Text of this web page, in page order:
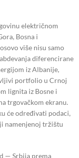
električnom
Bosna i
više nisu samo
diferencirane
iz Albanije,
portfolio u Crnoj
lignita iz Bosne i
trgovačkom ekranu.
će određivati podaci,
namenjenoj tržištu
— Srbija prema